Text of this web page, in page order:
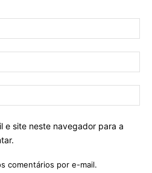
e site neste navegador para a
comentários por e-mail.